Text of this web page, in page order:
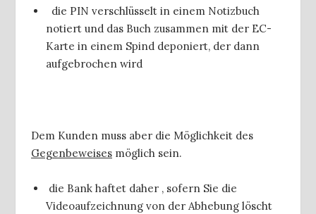
die PIN verschlüsselt in einem Notizbuch
notiert und das Buch zusammen mit der EC-
Karte in einem Spind deponiert, der dann
aufgebrochen wird
Dem Kunden muss aber die Möglichkeit des
Gegenbeweises möglich sein.
die Bank haftet daher , sofern Sie die
Videoaufzeichnung von der Abhebung löscht